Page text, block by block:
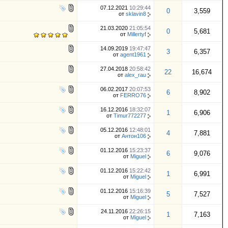
07.12.2021 10:29:44
от sklavin8 0 3,559
21.03.2020 21:05:54
от Millertyf 0 5,681
14.09.2019 19:47:47
от agent1961 3 6,357
27.04.2018 20:58:42
от alex_rau 22 16,674
06.02.2017 20:07:53
от FERRO76 6 8,902
16.12.2016 18:32:07
от Timur772277 1 6,906
05.12.2016 12:48:01
от Антон106 4 7,881
01.12.2016 15:23:37
от Miguel 6 9,076
01.12.2016 15:22:42
от Miguel 1 6,991
01.12.2016 15:16:39
от Miguel 5 7,527
24.11.2016 22:26:15
от Miguel 1 7,163